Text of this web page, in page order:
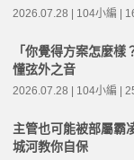
2026.07.28 | 104小編 |
「你覺得方案怎麼
懂弦外之音
2026.07.28 | 104小編 |
主管也可能被部屬霸
城河教你自保